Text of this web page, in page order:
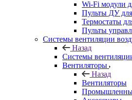
Wi-Fi модули
Пульты ДУ
Термостаты
Пульты
Системы вентиляции
Назад
Системы
Вентиляторы
Назад
Вентиляторы